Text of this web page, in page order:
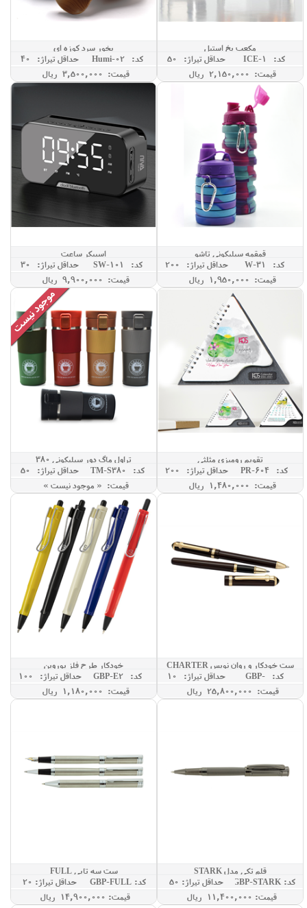
مکعب یخ استیل
کد: ICE-1
حداقل تيراژ: 50
قیمت: 2,150,000 ريال
بخور سرد کوزه ای
کد: Humi-02
حداقل تيراژ: 40
قیمت: 3,500,000 ريال
قمقمه سیلیکونی تاشو
کد: W-31
حداقل تيراژ: 200
قیمت: 1,950,000 ريال
اسپیکر ساعت
کد: SW-101
حداقل تيراژ: 30
قیمت: 9,900,000 ريال
تقویم رومیزی مثلثی
کد: PR-604
حداقل تيراژ: 200
قیمت: 1,480,000 ريال
تراول ماگ دور سیلیکونی 380
کد: TM-S380
حداقل تيراژ: 50
قیمت: « موجود نیست »
ست خودکار و روان نویس CHARTER
کد: GBP-
CHARTER
حداقل تيراژ: 10
قیمت: 25,800,000 ريال
خودکار طرح فلز یوروپن
کد: GBP-E2
حداقل تيراژ: 100
قیمت: 1,180,000 ريال
قلم تکی مدل STARK
کد: GBP-STARK
حداقل تيراژ: 50
قيمت: 11,400,000 ريال
ست سه تایی FULL
کد: GBP-FULL
حداقل تيراژ: 20
قيمت: 14,900,000 ريال